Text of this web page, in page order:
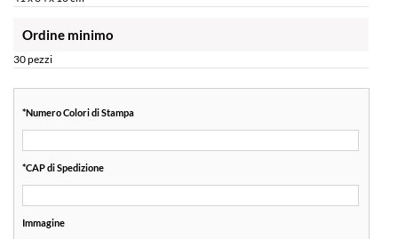
Ordine minimo
30 pezzi
*Numero Colori di Stampa
*CAP di Spedizione
Immagine